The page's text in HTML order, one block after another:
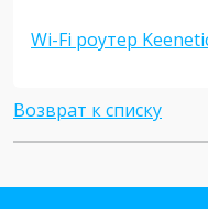
Wi-Fi роутер
Возврат к списку